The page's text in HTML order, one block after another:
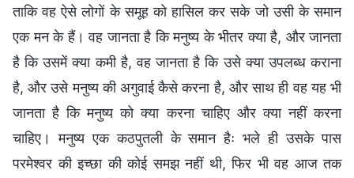
ताकि वह ऐसे लोगों के समूह को हासिल कर सके जो उसी के समान
एक मन के हैं। वह जानता है कि मनुष्य के भीतर क्या है, और जानता
है कि उसमें क्या कमी है, वह जानता है कि उसे क्या उपलब्ध कराना
है, और उसे मनुष्य की अगुवाई कैसे करना है, और साथ ही वह यह भी
जानता है कि मनुष्य को क्या करना चाहिए और क्या नहीं करना
चाहिए। मनुष्य एक कठपुतली के समान हैः भले ही उसके पास
परमेश्वर की इच्छा की कोई समझ नहीं थी, फिर भी वह आज तक